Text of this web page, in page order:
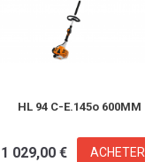
HL 94 C-E.145o 600MM
1 029,00 € ACHETER